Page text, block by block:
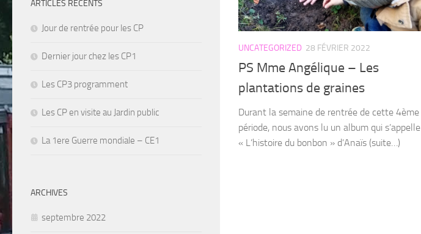
UNCATEGORIZED 28 FÉVRIER 2022
PS Mme Angélique – Les
plantations de graines
Durant la semaine de rentrée de cette 4ème
période, nous avons lu un album qui s’appelle
« L’histoire du bonbon » d’Anaïs (suite…)
ARTICLES RÉCENTS
Jour de rentrée pour les CP
Dernier jour chez les CP1
Les CP3 programment
Les CP en visite au Jardin public
La 1ere Guerre mondiale – CE1
ARCHIVES
septembre 2022